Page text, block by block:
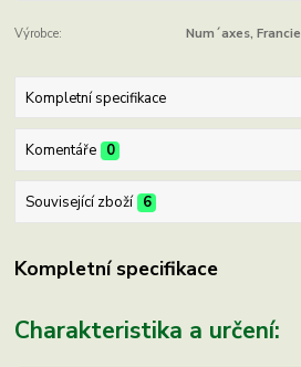
Výrobce: Num´axes, Francie
Kompletní specifikace
Komentáře 0
Související zboží 6
Kompletní specifikace
Charakteristika a určení: